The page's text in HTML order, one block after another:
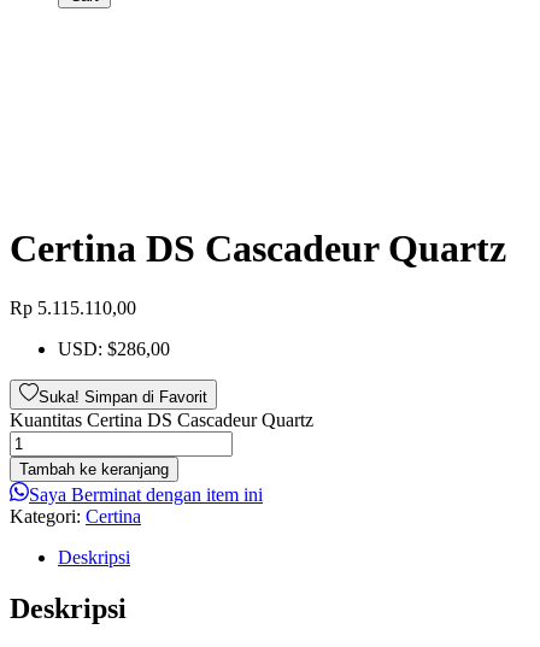
Certina DS Cascadeur Quartz
Rp 5.115.110,00
USD: $286,00
Suka! Simpan di Favorit
Kuantitas Certina DS Cascadeur Quartz
Tambah ke keranjang
Saya Berminat dengan item ini
Kategori: Certina
Deskripsi
Deskripsi